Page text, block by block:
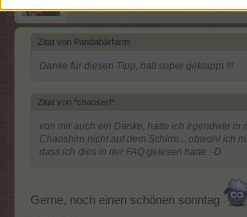
Zitat von Pandabärfarm: ↑
Danke für diesen Tipp, halt super geklappt !!!
Zitat von *chaoserl*: ↑
von mir auch ein Danke, hatte ich irgendwie in
Chaoshirn nicht auf dem Schirm... obwohl ich
dass ich dies in der FAQ gelesen hatte :-D
Gerne, noch einen schönen sonntag